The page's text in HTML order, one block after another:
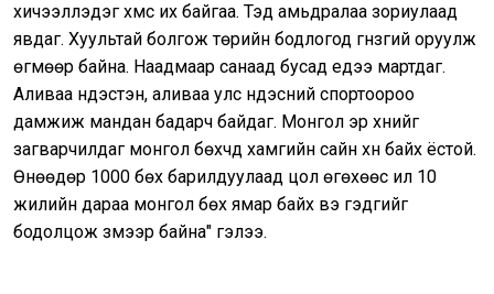
хичээллэдэг хүмүүс их байгаа. Тэд амьдралаа зориулаад
явдаг. Хуультай болгож төрийн бодлогод гүнзгий оруулж
өгмөөр байна. Наадмаар санаад бусад үедээ мартдаг.
Аливаа үндэстэн, аливаа улс үндэсний спортоороо
дамжиж мандан бадарч байдаг. Монгол эр хүнийг
загварчилдаг монгол бөхчүүд хамгийн сайн хүн байх ёстой.
Өнөөдөр 1000 бөх барилдуулаад цол өгөхөөс илүү 10
жилийн дараа монгол бөх ямар байх вэ гэдгийг
бодолцож үзмээр байна" гэлээ.